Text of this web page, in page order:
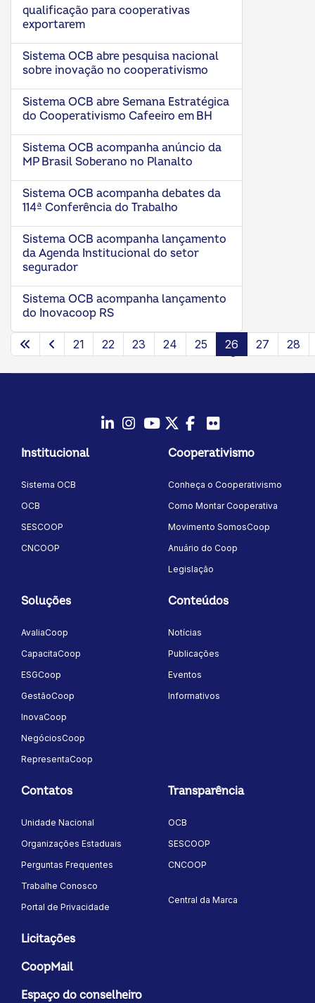
qualificação para cooperativas
exportarem
Sistema OCB abre pesquisa nacional
sobre inovação no cooperativismo
Sistema OCB abre Semana Estratégica
do Cooperativismo Cafeeiro em BH
Sistema OCB acompanha anúncio da
MP Brasil Soberano no Planalto
Sistema OCB acompanha debates da
114ª Conferência do Trabalho
Sistema OCB acompanha lançamento
da Agenda Institucional do setor
segurador
Sistema OCB acompanha lançamento
do Inovacoop RS
Página 26 de 35
21 22 23 24 25 26 27 28
Instagram
YoutubeTwitter/X
Facebook
Institucional
Sistema OCB
OCB
SESCOOP
CNCOOP
Cooperativismo
Conheça o Cooperativismo
Como Montar Cooperativa
Movimento SomosCoop
Anuário do Coop
Legislação
Soluções
AvaliaCoop
CapacitaCoop
ESGCoop
GestãoCoop
InovaCoop
NegóciosCoop
RepresentaCoop
Conteúdos
Notícias
Publicações
Eventos
Informativos
Contatos
Unidade Nacional
Organizações Estaduais
Perguntas Frequentes
Trabalhe Conosco
Portal de Privacidade
Transparência
OCB
SESCOOP
CNCOOP
Central da Marca
Licitações
CoopMail
Espaço do conselheiro